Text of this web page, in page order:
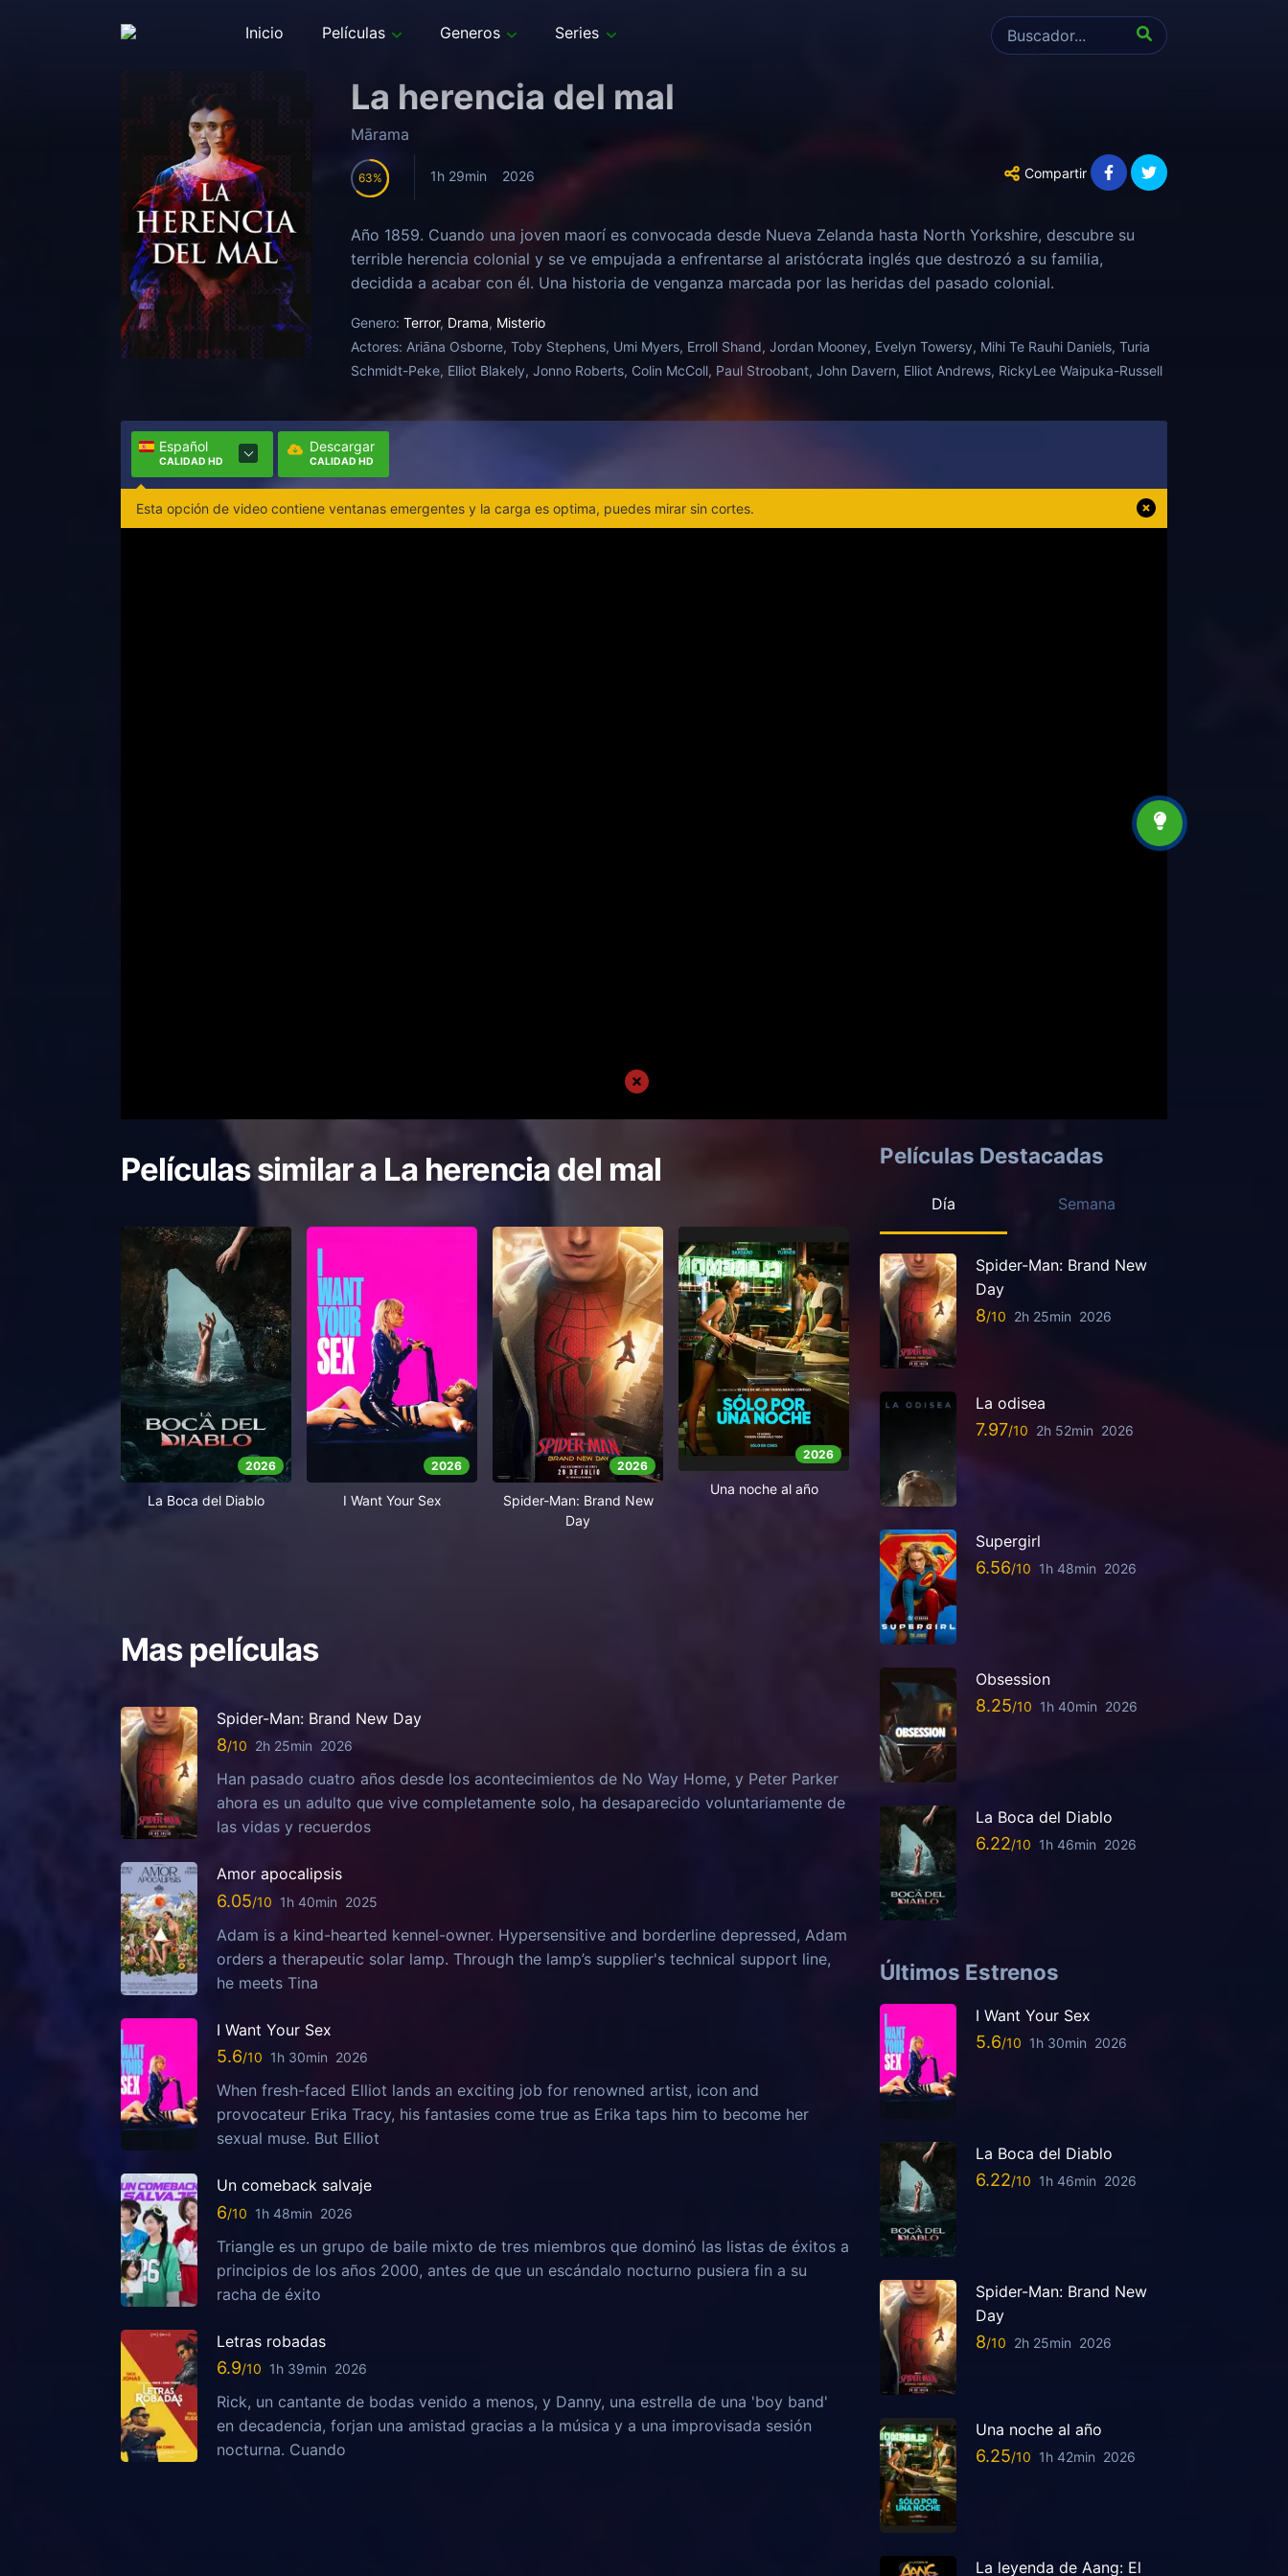
Inicio Películas Generos Series
La herencia del mal
Mārama
63 1h 29min 2026 Compartir
Año 1859. Cuando una joven maorí es convocada desde Nueva Zelanda hasta North Yorkshire, descubre su
terrible herencia colonial y se ve empujada a enfrentarse al aristócrata inglés que destrozó a su familia,
decidida a acabar con él. Una historia de venganza marcada por las heridas del pasado colonial.
Genero: Terror, Drama, Misterio
Actores: Ariāna Osborne, Toby Stephens, Umi Myers, Erroll Shand, Jordan Mooney, Evelyn Towersy, Mihi Te Rauhi Daniels, Turia
Schmidt-Peke, Elliot Blakely, Jonno Roberts, Colin McColl, Paul Stroobant, John Davern, Elliot Andrews, RickyLee Waipuka-Russell
Español
CALIDAD HD
Descargar
CALIDAD HD
Esta opción de video contiene ventanas emergentes y la carga es optima, puedes mirar sin cortes.
Películas similar a La herencia del mal
2026
La Boca del Diablo
2026
I Want Your Sex
2026
Spider-Man: Brand New
Day
2026
Una noche al año
Mas películas
Spider-Man: Brand New Day
8 2h 25min 2026
Han pasado cuatro años desde los acontecimientos de No Way Home, y Peter Parker
ahora es un adulto que vive completamente solo, ha desaparecido voluntariamente de
las vidas y recuerdos
Amor apocalipsis
6.05 1h 40min 2025
Adam is a kind-hearted kennel-owner. Hypersensitive and borderline depressed, Adam
orders a therapeutic solar lamp. Through the lamp’s supplier's technical support line,
he meets Tina
I Want Your Sex
5.6 1h 30min 2026
When fresh-faced Elliot lands an exciting job for renowned artist, icon and
provocateur Erika Tracy, his fantasies come true as Erika taps him to become her
sexual muse. But Elliot
Un comeback salvaje
6 1h 48min 2026
Triangle es un grupo de baile mixto de tres miembros que dominó las listas de éxitos a
principios de los años 2000, antes de que un escándalo nocturno pusiera fin a su
racha de éxito
Letras robadas
6.9 1h 39min 2026
Rick, un cantante de bodas venido a menos, y Danny, una estrella de una 'boy band'
en decadencia, forjan una amistad gracias a la música y a una improvisada sesión
nocturna. Cuando
Películas Destacadas
Día Semana
Spider-Man: Brand New
Day
8 2h 25min 2026
La odisea
7.97 2h 52min 2026
Supergirl
6.56 1h 48min 2026
Obsession
8.25 1h 40min 2026
La Boca del Diablo
6.22 1h 46min 2026
Últimos Estrenos
I Want Your Sex
5.6 1h 30min 2026
La Boca del Diablo
6.22 1h 46min 2026
Spider-Man: Brand New
Day
8 2h 25min 2026
Una noche al año
6.25 1h 42min 2026
La leyenda de Aang: El